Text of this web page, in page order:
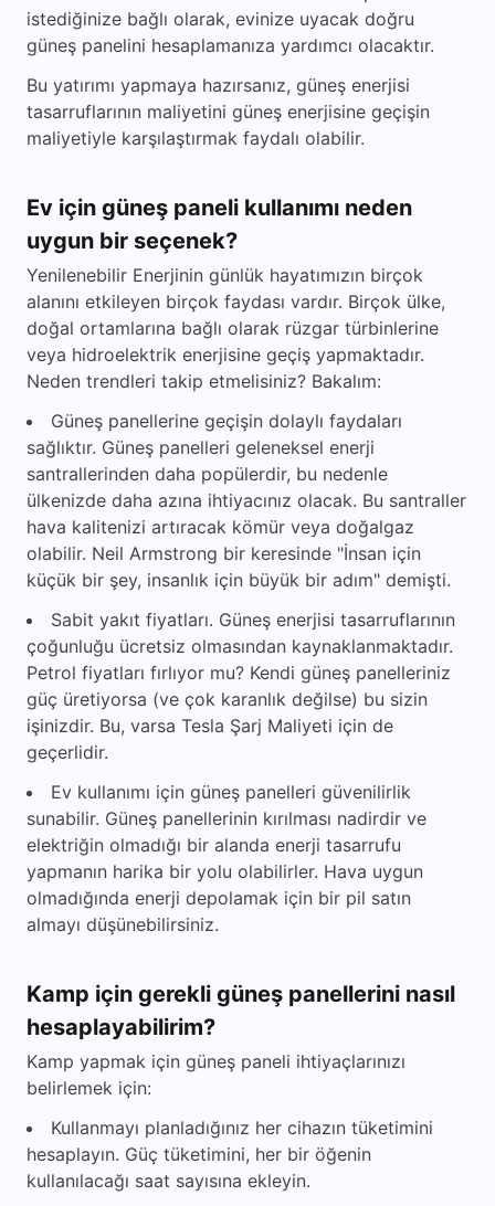
istediğinize bağlı olarak, evinize uyacak doğru
güneş panelini hesaplamanıza yardımcı olacaktır.
Bu yatırımı yapmaya hazırsanız, güneş enerjisi
tasarruflarının maliyetini güneş enerjisine geçişin
maliyetiyle karşılaştırmak faydalı olabilir.
Ev için güneş paneli kullanımı neden
uygun bir seçenek?
Yenilenebilir Enerjinin günlük hayatımızın birçok
alanını etkileyen birçok faydası vardır. Birçok ülke,
doğal ortamlarına bağlı olarak rüzgar türbinlerine
veya hidroelektrik enerjisine geçiş yapmaktadır.
Neden trendleri takip etmelisiniz? Bakalım:
Güneş panellerine geçişin dolaylı faydaları
sağlıktır. Güneş panelleri geleneksel enerji
santrallerinden daha popülerdir, bu nedenle
ülkenizde daha azına ihtiyacınız olacak. Bu santraller
hava kalitenizi artıracak kömür veya doğalgaz
olabilir. Neil Armstrong bir keresinde "İnsan için
küçük bir şey, insanlık için büyük bir adım" demişti.
Sabit yakıt fiyatları. Güneş enerjisi tasarruflarının
çoğunluğu ücretsiz olmasından kaynaklanmaktadır.
Petrol fiyatları fırlıyor mu? Kendi güneş panelleriniz
güç üretiyorsa (ve çok karanlık değilse) bu sizin
işinizdir. Bu, varsa Tesla Şarj Maliyeti için de
geçerlidir.
Ev kullanımı için güneş panelleri güvenilirlik
sunabilir. Güneş panellerinin kırılması nadirdir ve
elektriğin olmadığı bir alanda enerji tasarrufu
yapmanın harika bir yolu olabilirler. Hava uygun
olmadığında enerji depolamak için bir pil satın
almayı düşünebilirsiniz.
Kamp için gerekli güneş panellerini nasıl
hesaplayabilirim?
Kamp yapmak için güneş paneli ihtiyaçlarınızı
belirlemek için:
Kullanmayı planladığınız her cihazın tüketimini
hesaplayın. Güç tüketimini, her bir öğenin
kullanılacağı saat sayısına ekleyin.